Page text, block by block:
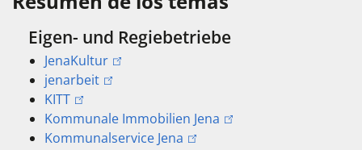
Eigen- und Regiebetriebe
JenaKultur
jenarbeit
KITT
Kommunale Immobilien Jena
Kommunalservice Jena